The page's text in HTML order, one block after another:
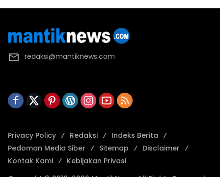
redaksi@mantiknews.com
Privacy Policy Redaksi
Indeks Berita
Pedoman Media Siber
Sitemap
Disclaimer
Kontak Kami
Kebijakan Privasi